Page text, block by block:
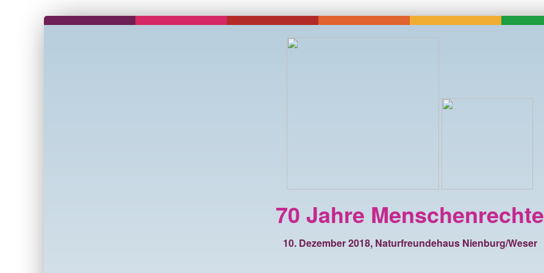
70 Jahre Menschenrechte
10. Dezember 2018, Naturfreundehaus Nienburg/Weser